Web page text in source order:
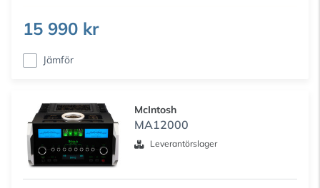
15 990 kr
Jämför
McIntosh
MA12000
Leverantörslager